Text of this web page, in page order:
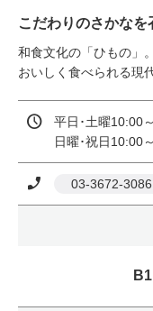
こだわりのさかな
和食文化の「ひもの」
おいしく食べられる現
平日･土曜10:00
日曜･祝日10:00
03-3672-3086